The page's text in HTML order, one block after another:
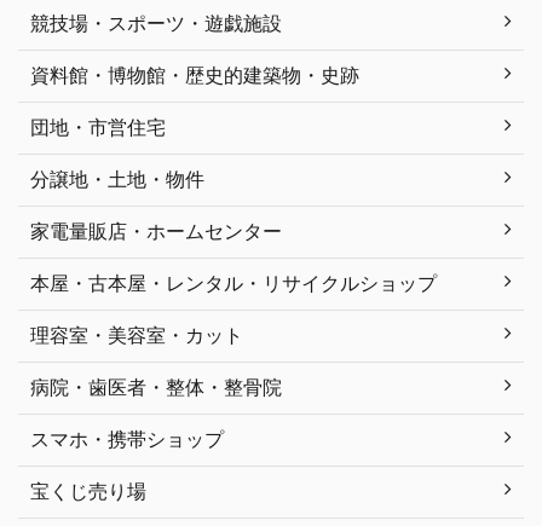
競技場・スポーツ・遊戯施設
資料館・博物館・歴史的建築物・史跡
団地・市営住宅
分譲地・土地・物件
家電量販店・ホームセンター
本屋・古本屋・レンタル・リサイクルショップ
理容室・美容室・カット
病院・歯医者・整体・整骨院
スマホ・携帯ショップ
宝くじ売り場